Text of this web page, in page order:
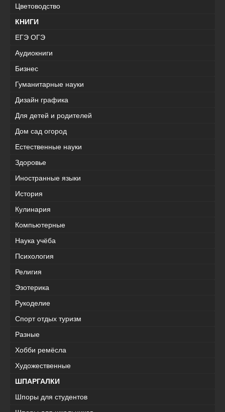
Цветоводство
КНИГИ
ЕГЭ ОГЭ
Аудиокниги
Бизнес
Гуманитарные науки
Дизайн графика
Для детей и родителей
Дом сад огород
Естественные науки
Здоровье
Иностранные языки
История
Кулинария
Компьютерные
Наука учёба
Психология
Религия
Эзотерика
Рукоделие
Спорт отдых туризм
Разные
Хобби ремёсла
Художественные
ШПАРГАЛКИ
Шпоры для студентов